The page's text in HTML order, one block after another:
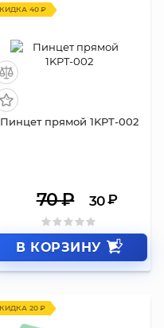
Пинцет прямой 1KPT-002
70₽ 30 ₽
В КОРЗИНУ